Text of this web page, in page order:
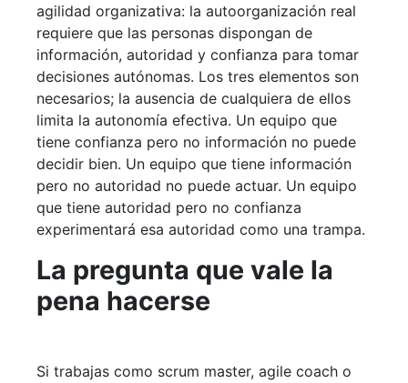
agilidad organizativa: la autoorganización real
requiere que las personas dispongan de
información, autoridad y confianza para tomar
decisiones autónomas. Los tres elementos son
necesarios; la ausencia de cualquiera de ellos
limita la autonomía efectiva. Un equipo que
tiene confianza pero no información no puede
decidir bien. Un equipo que tiene información
pero no autoridad no puede actuar. Un equipo
que tiene autoridad pero no confianza
experimentará esa autoridad como una trampa.
La pregunta que vale la
pena hacerse
Si trabajas como scrum master, agile coach o